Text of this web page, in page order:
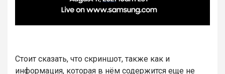
Стоит сказать, что скриншот, также как и
информация, которая в нём содержится еще не